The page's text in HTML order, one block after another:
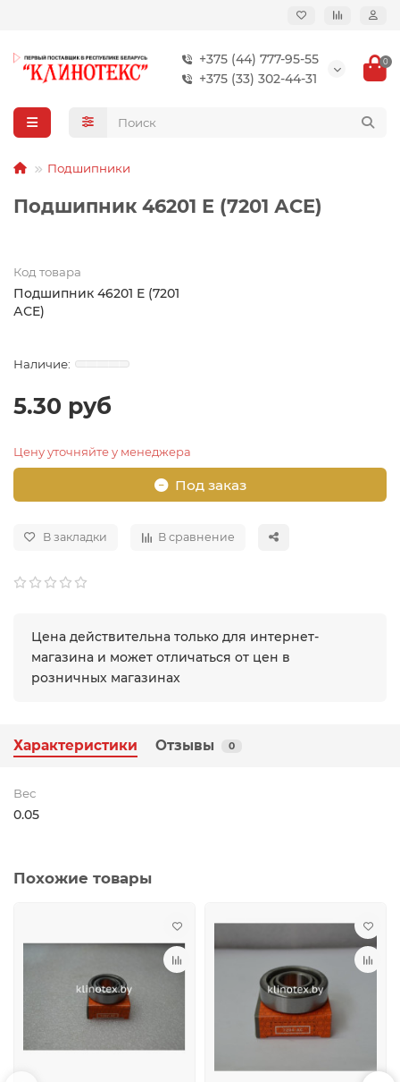
+375 (44) 777-95-55
+375 (33) 302-44-31
0
Подшипники
Подшипник 46201 E (7201 АСE)
Код товара
Подшипник 46201 E (7201
АСE)
5.30 руб
Цену уточняйте у менеджера
Под заказ
В закладки В сравнение
Цена действительна только для интернет-
магазина и может отличаться от цен в
розничных магазинах
Характеристики Отзывы 0
Вес
0.05
Похожие товары